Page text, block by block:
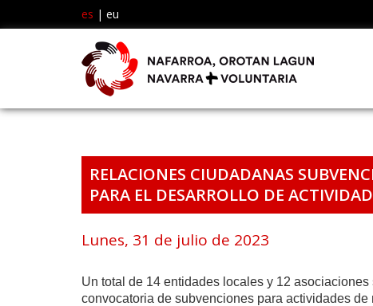
es | eu
RELACIONES CIUDADANAS
PARA EL DESARROLLO DE
Lunes, 31 de julio de 2023
Un total de 14 entidades locales y 12
convocatoria de subvenciones para actividades